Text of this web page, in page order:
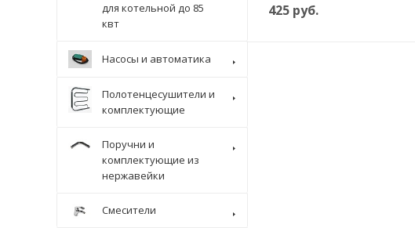
425 руб.
для котельной до 85
квт
Насосы и автоматика
Полотенцесушители и
комплектующие
Поручни и
комплектующие из
нержавейки
Смесители